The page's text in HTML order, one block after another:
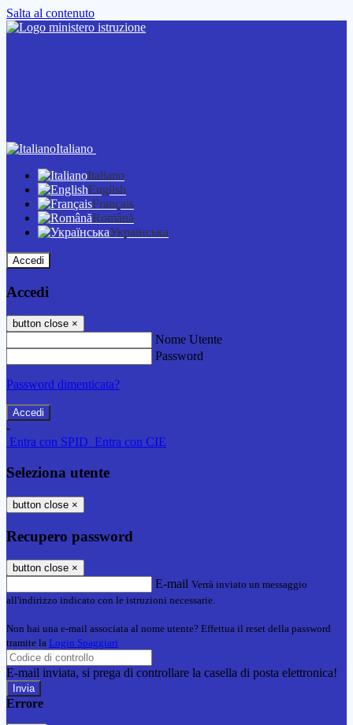
Salta al contenuto
Italiano
Italiano
English
Français
Română
Українська
Accedi
Accedi
button close ×
Nome Utente
Password
Password dimenticata?
-
Entra con SPID Entra con CIE
Seleziona utente
button close ×
Recupero password
button close ×
E-mail Verrà inviato un messaggio
all'indirizzo indicato con le istruzioni necessarie.
Non hai una e-mail associata al nome utente? Effettua il reset della password
tramite la Login Spaggiari
E-mail inviata, si prega di controllare la casella di posta elettronica!
Errore